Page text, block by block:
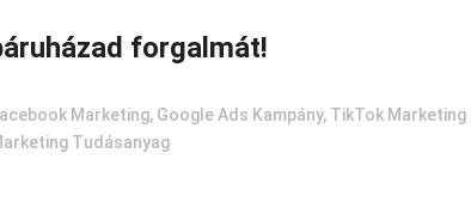
forgalmát!
Marketing, Google Ads Kampány, TikTok Marketing |
Tudásanyag